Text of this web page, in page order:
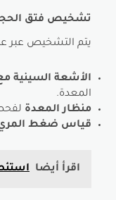
تشخيص فتق
يتم التشخيص عبر
الأشعة السينية
المعدة.
منظار المعدة
قياس ضغط
اقرأ أيضا